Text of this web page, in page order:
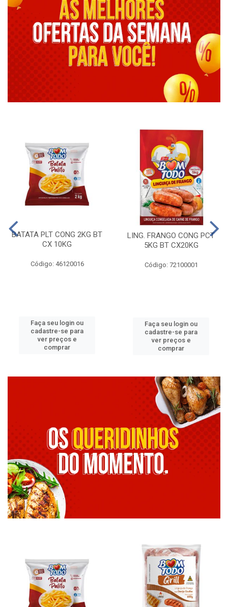
BATATA PLT CONG 2KG BT
CX 10KG
Código: 46120016
Faça seu login ou
cadastre-se para
ver preços e
comprar
LING. FRANGO CONG PCT
5KG BT CX20KG
Código: 72100001
Faça seu login ou
cadastre-se para
ver preços e
comprar